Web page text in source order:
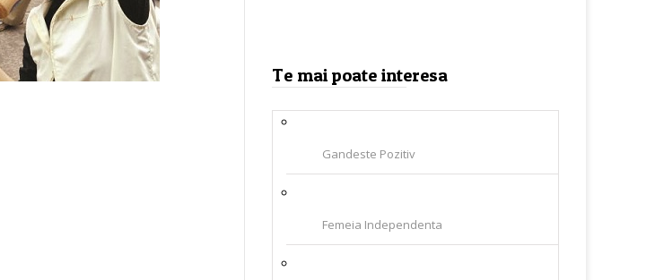
Te mai poate interesa
Gandeste Pozitiv
Femeia Independenta